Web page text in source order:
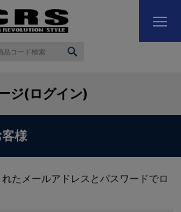
ジ(ログイン)
様
たメールアドレスとパスワードでロ